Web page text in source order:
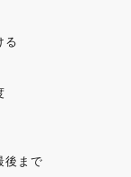
る
後まで